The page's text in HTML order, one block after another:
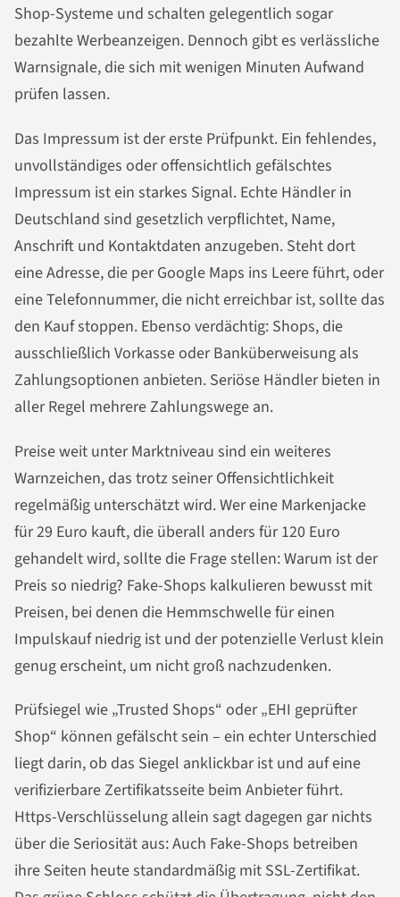
Shop-Systeme und schalten gelegentlich sogar
bezahlte Werbeanzeigen. Dennoch gibt es verlässliche
Warnsignale, die sich mit wenigen Minuten Aufwand
prüfen lassen.
Das Impressum ist der erste Prüfpunkt. Ein fehlendes,
unvollständiges oder offensichtlich gefälschtes
Impressum ist ein starkes Signal. Echte Händler in
Deutschland sind gesetzlich verpflichtet, Name,
Anschrift und Kontaktdaten anzugeben. Steht dort
eine Adresse, die per Google Maps ins Leere führt, oder
eine Telefonnummer, die nicht erreichbar ist, sollte das
den Kauf stoppen. Ebenso verdächtig: Shops, die
ausschließlich Vorkasse oder Banküberweisung als
Zahlungsoptionen anbieten. Seriöse Händler bieten in
aller Regel mehrere Zahlungswege an.
Preise weit unter Marktniveau sind ein weiteres
Warnzeichen, das trotz seiner Offensichtlichkeit
regelmäßig unterschätzt wird. Wer eine Markenjacke
für 29 Euro kauft, die überall anders für 120 Euro
gehandelt wird, sollte die Frage stellen: Warum ist der
Preis so niedrig? Fake-Shops kalkulieren bewusst mit
Preisen, bei denen die Hemmschwelle für einen
Impulskauf niedrig ist und der potenzielle Verlust klein
genug erscheint, um nicht groß nachzudenken.
Prüfsiegel wie „Trusted Shops“ oder „EHI geprüfter
Shop“ können gefälscht sein – ein echter Unterschied
liegt darin, ob das Siegel anklickbar ist und auf eine
verifizierbare Zertifikatsseite beim Anbieter führt.
Https-Verschlüsselung allein sagt dagegen gar nichts
über die Seriosität aus: Auch Fake-Shops betreiben
ihre Seiten heute standardmäßig mit SSL-Zertifikat.